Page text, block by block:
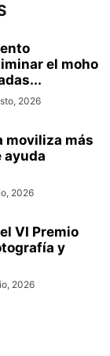
el moho
2026
moviliza más
ayuda
2026
VI Premio
y
2026